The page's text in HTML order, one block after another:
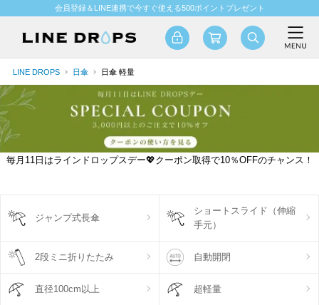
会員登録＆LINE連携で今すぐ使える500ポイントプレゼント
LINE DROPS 日傘 日傘 軽量
毎月11日はラインドロップスデー💖クーポン取得で10％OFFのチャンス！
ジャンプ式長傘
ショートスライド（伸縮
手元）
2段ミニ折りたたみ 自動開閉
直径100cm以上 超軽量